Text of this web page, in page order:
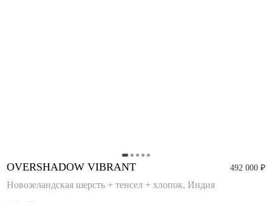
OVERSHADOW VIBRANT 492 000 ₽
Новозеландская шерсть + тенсел + хлопок, Индия